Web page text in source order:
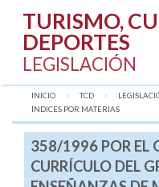
TURISMO,
DEPORTES
LEGISLACIÓN
INICIO TCD
AQUÍ:
ÍNDICES POR MATERIAS
358/1996 POR EL
CURRÍCULO DEL